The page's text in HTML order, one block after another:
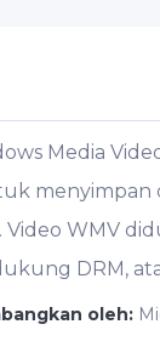
Media
menyimpan
WMV
DRM,
oleh: